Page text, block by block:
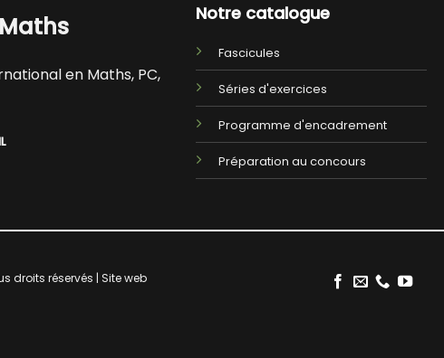
en Maths, PC,
Notre catalogue
Fascicules
Séries d'exercices
Programme d'encadrement
Préparation au concours
droits réservés | Site web